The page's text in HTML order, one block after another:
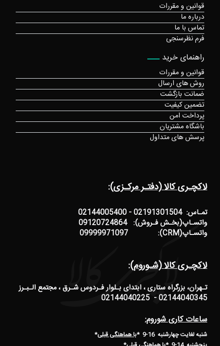
لاکچـری کالا (دفتـر مرکـزی):
تمـاس: 02191301504 - 02144005400
واتسـاپ(بخـش فـروش): 09120724864
واتسـاپ(CRM): 09999971097
لاکچـری کالا (شـوروم):
تـهران، بزرگراه ستاری ، ابتدای بـلوار فـردوس شـرق ، مجتمع الـبـرز
02144040345 - 02144040225
ساعات کاری شوروم:
شنبه لغایت چهارشنبه 16-9 * با هماهنگی قبلی*
قوانین و مقررات
درباره ما
تماس با ما
فرم نظرسنجی
راهنمای خرید
قوانین و مقررات
روش های ارسال
ضمانت بازگشت
تضمین کیفیت
پرداخت امن
باشگاه مشتریان
پرسش های متداول